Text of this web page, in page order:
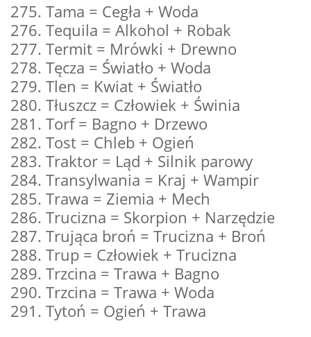
275. Tama = Cegła + Woda
276. Tequila = Alkohol + Robak
277. Termit = Mrówki + Drewno
278. Tęcza = Światło + Woda
279. Tlen = Kwiat + Światło
280. Tłuszcz = Człowiek + Świnia
281. Torf = Bagno + Drzewo
282. Tost = Chleb + Ogień
283. Traktor = Ląd + Silnik parowy
284. Transylwania = Kraj + Wampir
285. Trawa = Ziemia + Mech
286. Trucizna = Skorpion + Narzędzie
287. Trująca broń = Trucizna + Broń
288. Trup = Człowiek + Trucizna
289. Trzcina = Trawa + Bagno
290. Trzcina = Trawa + Woda
291. Tytoń = Ogień + Trawa